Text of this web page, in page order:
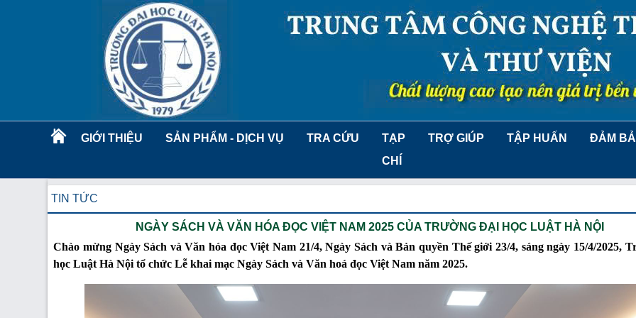
GIỚI THIỆU SẢN PHẨM - DỊCH VỤ TRA CỨU
TẠP
CHÍ
TRỢ GIÚP TẬP HUẤN ĐẢM
TIN TỨC
NGÀY SÁCH VÀ VĂN HÓA ĐỌC VIỆT NAM 2025 CỦA TRƯỜNG ĐẠI HỌC LUẬT HÀ NỘI
Chào mừng Ngày Sách và Văn hóa đọc Việt Nam 21/4, Ngày Sách và Bản quyền Thế giới 23/4, sáng ngày 15/4/2025,
học Luật Hà Nội tổ chức Lễ khai mạc Ngày Sách và Văn hoá đọc Việt Nam năm 2025.